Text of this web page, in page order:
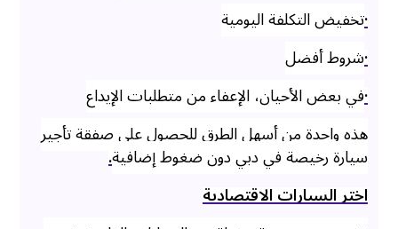
·تخفيض التكلفة اليومية
·شروط أفضل
·في بعض الأحيان، الإعفاء من متطلبات الإيداع
هذه واحدة من أسهل الطرق للحصول على صفقة تأجير
سيارة رخيصة في دبي دون ضغوط إضافية.
اختر السيارات الاقتصادية